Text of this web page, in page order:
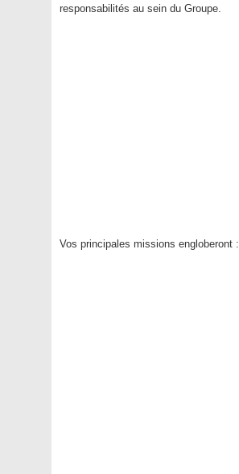
responsabilités au sein du Groupe.
Vos principales missions engloberont :